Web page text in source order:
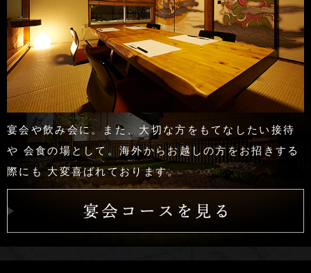
宴会や飲み会に。また、大切な方をもてなしたい接待
や 会食の場として。海外からお越しの方をお招きする
際にも 大変喜ばれております。